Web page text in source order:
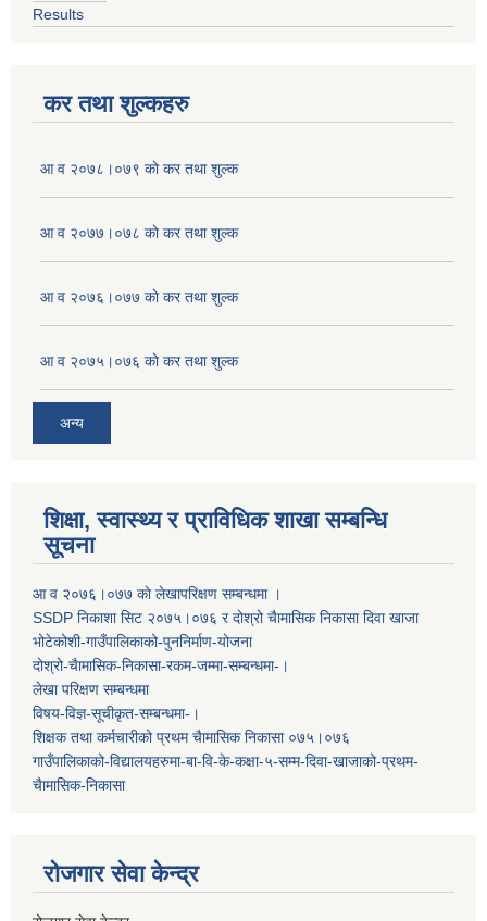
Results
कर तथा शुल्कहरु
आ व २०७८।०७९ काे कर तथा शुल्क
आ व २०७७।०७८ काे कर तथा शुल्क
आ व २०७६।०७७ काे कर तथा शुल्क
आ व २०७५।०७६ काे कर तथा शुल्क
अन्य
शिक्षा, स्वास्थ्य र प्राविधिक शाखा सम्बन्धि
सूचना
आ व २०७६।०७७ काे लेखापरिक्षण सम्बन्धमा ।
SSDP निकाशा सिट २०७५।०७६ र दोश्रो चैामासिक निकासा दिवा खाजा
भोटेकोशी-गाउँपालिकाको-पुननिर्माण-योजना
दोश्रो-चैामासिक-निकासा-रकम-जम्मा-सम्बन्धमा-।
लेखा परिक्षण सम्बन्धमा
विषय-विज्ञ-सूचीकृत-सम्बन्धमा-।
शिक्षक तथा कर्मचारीको प्रथम च‌ैामासिक निकासा ०७५।०७६
गाउँपालिकाको-विद्यालयहरुमा-बा-वि-के-कक्षा-५-सम्म-दिवा-खाजाको-प्रथम-
चैामासिक-निकासा
रोजगार सेवा केन्द्र